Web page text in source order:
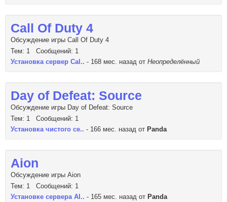
Call Of Duty 4
Обсуждение игры Call Of Duty 4
Тем: 1 Сообщений: 1
Установка сервер Cal.. - 168 мес. назад от Неопределённый
Day of Defeat: Source
Обсуждение игры Day of Defeat: Source
Тем: 1 Сообщений: 1
Установка чистого се.. - 166 мес. назад от Panda
Aion
Обсуждение игры Aion
Тем: 1 Сообщений: 1
Установке сервера AI.. - 165 мес. назад от Panda